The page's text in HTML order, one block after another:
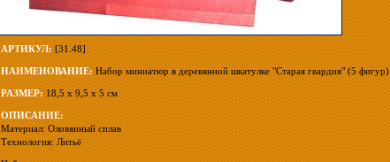
АРТИКУЛ: [31.48]
НАИМЕНОВАНИЕ: Набор миниатюр в деревянной шкатулке "Старая гвардия" (5 фигур)
РАЗМЕР: 18,5 х 9,5 х 5 см
ОПИСАНИЕ:
Материал: Оловянный сплав
Технология: Литьё